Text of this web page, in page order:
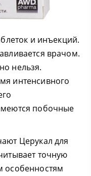
и инъекций.
врачом.
нельзя.
интенсивного
побочные
Церукал для
точную
особенностям